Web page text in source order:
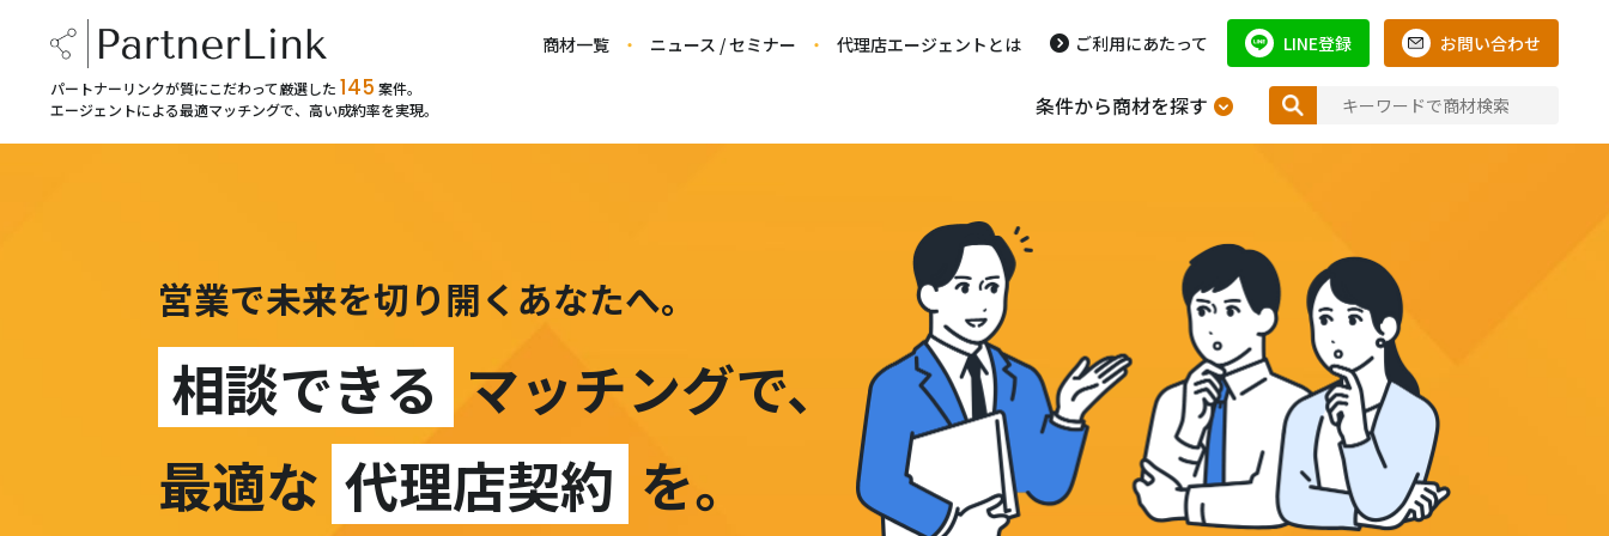
パートナーリンクが質にこだわって厳選した 145 案件。
エージェントによる最適マッチングで、高い成約率を実現。
商材一覧 ニュース / セミナー 代理店エージェントとは ご利用にあたって LINE登録 お問い合わせ
条件から商材を探す
営業で未来を切り開くあなたへ。
相談できる マッチングで、
最適な 代理店契約 を。